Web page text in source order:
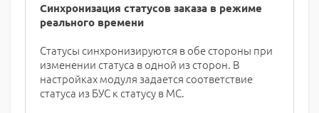
Синхронизация статусов заказа в режиме
реального времени
Статусы синхронизируются в обе стороны при
изменении статуса в одной из сторон. В
настройках модуля задается соответствие
статуса из БУС к статусу в МС.